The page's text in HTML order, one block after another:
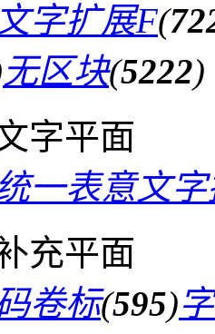
字扩展F(
无区块(5222)
字平面
一表意文
充平面
卷标(595)